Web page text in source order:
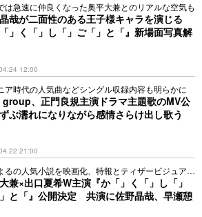
は急速に仲良くなった奥平大兼とのリアルな空気も
哉が二面性のある王子様キャラを演じる
「」く「」し「」ご「」と「』新場面写真解
12:00
ア時代の人気曲などシングル収録内容も明らかに
、正門良規主演ドラマ主題歌のMV公
濡れになりながら感情さらけ出し歌う
21:00
るの人気小説を映画化、特報とティザービジュアル
兼×出口夏希W主演『か「」く「」し「」
と「』公開決定 共演に佐野晶哉、早瀬憩